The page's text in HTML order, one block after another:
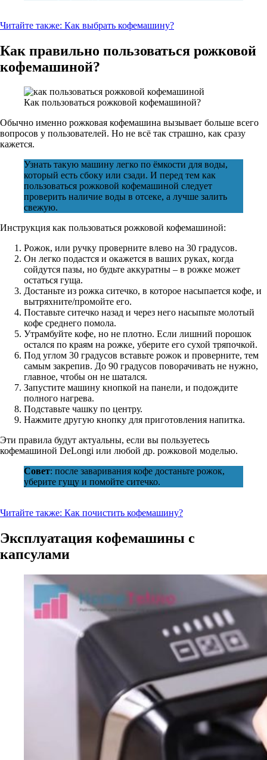
Читайте также: Как выбрать кофемашину?
Как правильно пользоваться рожковой
кофемашиной?
Как пользоваться рожковой кофемашиной?
Обычно именно рожковая кофемашина вызывает больше всего
вопросов у пользователей. Но не всё так страшно, как сразу
кажется.
Узнать такую машину легко по ёмкости для воды,
который есть сбоку или сзади. И перед тем как
пользоваться рожковой кофемашиной следует
проверить наличие воды в отсеке, а лучше залить
свежую.
Инструкция как пользоваться рожковой кофемашиной:
Рожок, или ручку проверните влево на 30 градусов.
Он легко подастся и окажется в ваших руках, когда
сойдутся пазы, но будьте аккуратны – в рожке может
остаться гуща.
Достаньте из рожка ситечко, в которое насыпается кофе, и
вытряхните/промойте его.
Поставьте ситечко назад и через него насыпьте молотый
кофе среднего помола.
Утрамбуйте кофе, но не плотно. Если лишний порошок
остался по краям на рожке, уберите его сухой тряпочкой.
Под углом 30 градусов вставьте рожок и проверните, тем
самым закрепив. До 90 градусов поворачивать не нужно,
главное, чтобы он не шатался.
Запустите машину кнопкой на панели, и подождите
полного нагрева.
Подставьте чашку по центру.
Нажмите другую кнопку для приготовления напитка.
Эти правила будут актуальны, если вы пользуетесь
кофемашиной DeLongi или любой др. рожковой моделью.
Совет: после заваривания кофе достаньте рожок,
уберите гущу и помойте ситечко.
Читайте также: Как почистить кофемашину?
Эксплуатация кофемашины с
капсулами